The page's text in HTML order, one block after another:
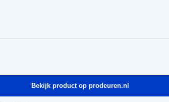
Bekijk product op prodeuren.nl